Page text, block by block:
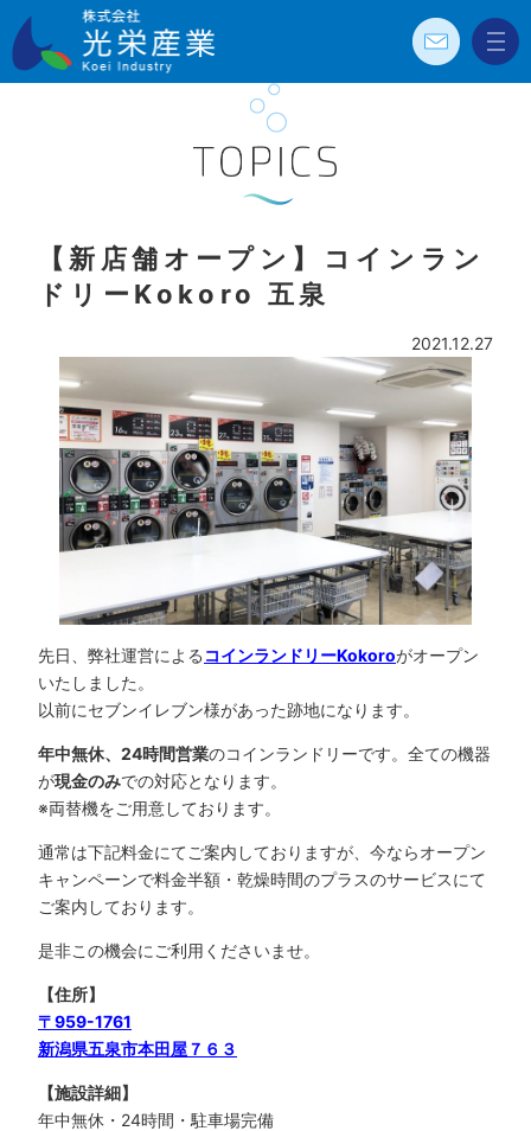
お問
メニ
【新店舗オープン】コインラン
ドリーKokoro 五泉
2021.12.27
先日、弊社運営による コインランドリーKokoroがオープン
いたしました。
以前にセブンイレブン様があった跡地になります。
年中無休、24時間営業のコインランドリーです。全ての機器
が現金のみでの対応となります。
※両替機をご用意しております。
通常は下記料金にてご案内しておりますが、今ならオープン
キャンペーンで料金半額・乾燥時間のプラスのサービスにて
ご案内しております。
是非この機会にご利用くださいませ。
【住所】
〒959-1761
新潟県五泉市本田屋７６３
【施設詳細】
年中無休・24時間・駐車場完備